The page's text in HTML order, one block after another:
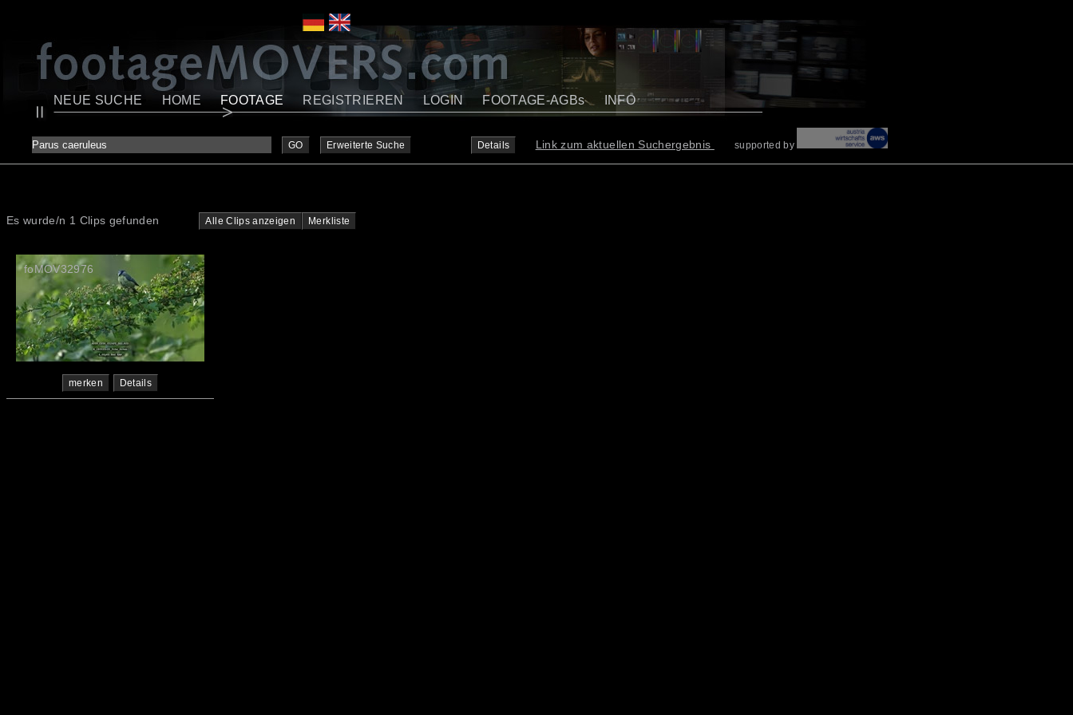
NEUE SUCHE HOME FOOTAGE REGISTRIEREN LOGIN FOOTAGE-AGBs INFO
GO Erweiterte Suche Details Link zum aktuellen Suchergebnis supported by
Es wurde/n 1 Clips gefunden Alle Clips anzeigen Merkliste
foMOV32976
merken Details